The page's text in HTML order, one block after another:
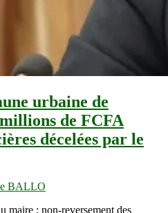
urbaine de
de FCFA
décelées par le
BALLO
maire ; non-reversement des